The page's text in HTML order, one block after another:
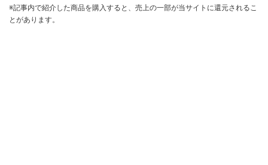
※記事内で紹介した商品を購入すると、売上の一部が当サイトに還元されるこ
とがあります。